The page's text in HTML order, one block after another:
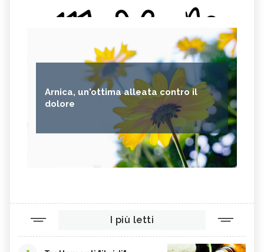
Arnica, un'ottima alleata contro il
dolore
I più letti